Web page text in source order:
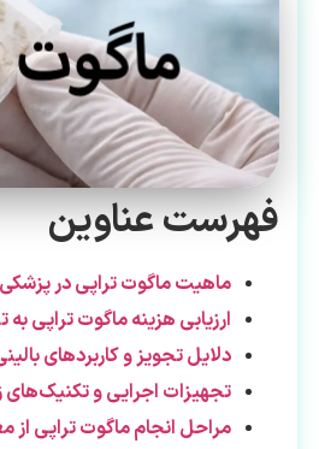
فهرست عناوین
ماهیت ماگوت تراپی در پزشکی
ارزیابی هزینه ماگوت تراپی به
دلایل تجویز و کاربردهای بالینی
تجهیزات اجرایی و تکنیک‌های
مراحل انجام ماگوت تراپی از